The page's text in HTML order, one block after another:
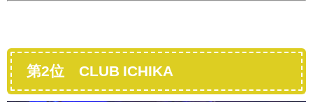
第2位 CLUB ICHIKA